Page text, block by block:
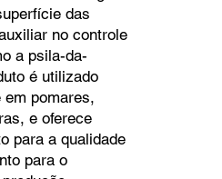
das
no controle
a psila-da-
é utilizado
em pomares,
e oferece
para a qualidade
para o